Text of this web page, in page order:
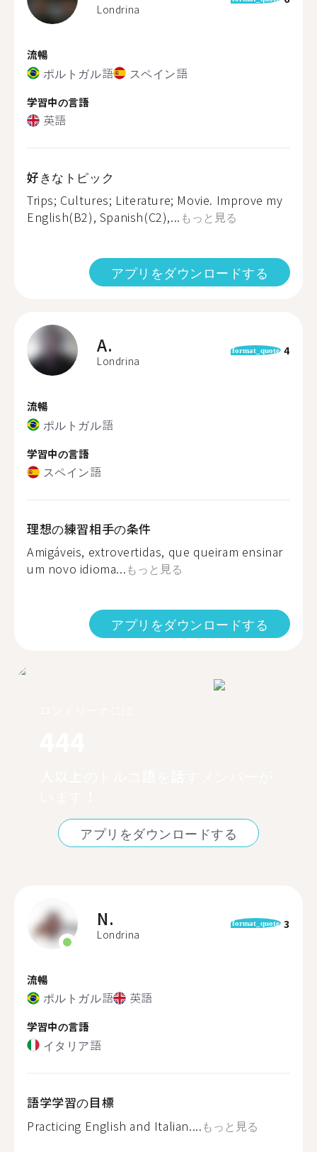
Londrina
流暢
ポルトガル語 スペイン語
学習中の言語
英語
好きなトピック
Trips; Cultures; Literature; Movie. Improve my
English(B2), Spanish(C2),... もっと見る
アプリをダウンロードする
A.
Londrina
format_quote 4
流暢
ポルトガル語
学習中の言語
スペイン語
理想の練習相手の条件
Amigáveis, extrovertidas, que queiram ensinar
um novo idioma...もっと見る
アプリをダウンロードする
アプリをダウンロードする
N.
Londrina
format_quote 3
流暢
ポルトガル語 英語
学習中の言語
イタリア語
語学学習の目標
Practicing English and Italian....もっと見る